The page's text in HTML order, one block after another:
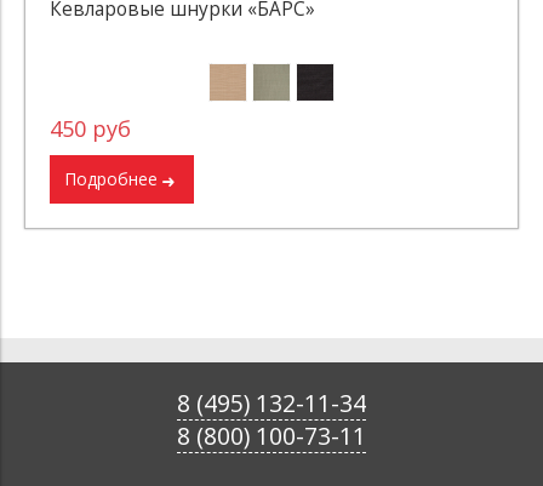
Кевларовые шнурки «БАРС»
450 руб
Подробнее
8 (495) 132-11-34
8 (800) 100-73-11